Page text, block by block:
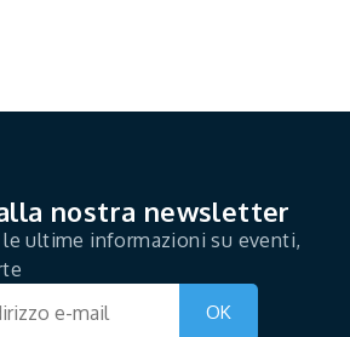
nostra newsletter
ultime informazioni su eventi,